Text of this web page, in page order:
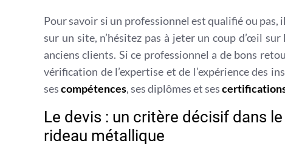
Pour savoir si un professionnel est qualifié ou pas,
sur un site, n’hésitez pas à jeter un coup d’œil
anciens clients. Si ce professionnel a de bons
vérification de l’expertise et de l’expérience des
sescompétences, ses diplômes et ses
Le devis : un critère décisif dans
rideau métallique